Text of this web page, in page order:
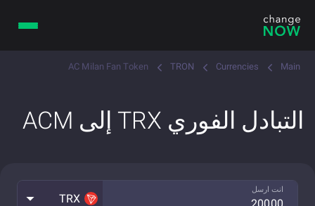
Main
Currencies
TRON
AC Milan Fan Token
التبادل الفوري TRX إلى ACM
انت ارسل
TRX